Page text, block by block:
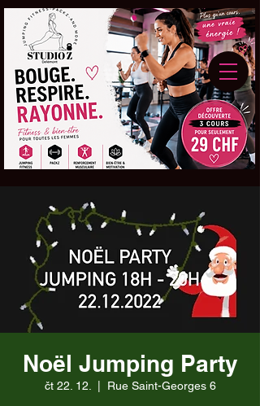
Noël Jumping Party
čt 22. 12. Rue Saint-Georges 6